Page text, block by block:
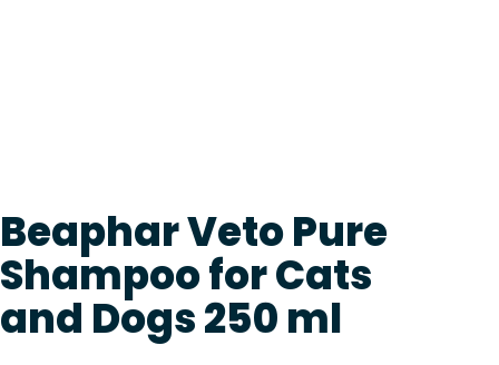
Beaphar Veto Pure
Shampoo for Cats
and Dogs 250 ml